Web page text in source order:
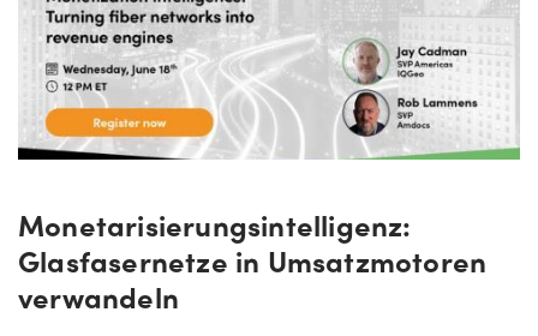
Monetarisierungsintelligenz:
Glasfasernetze in Umsatzmotoren
verwandeln